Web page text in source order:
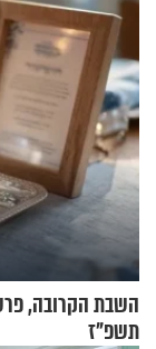
השבת הקרובה,
תשפ"ז